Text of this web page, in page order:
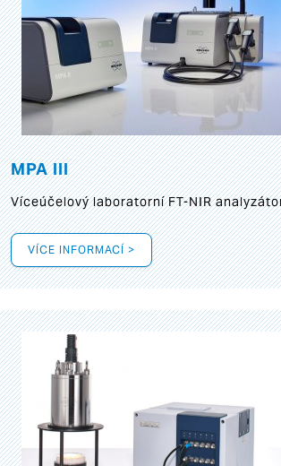
MPA III
Víceúčelový laboratorní FT-NIR
VÍCE INFORMACÍ >